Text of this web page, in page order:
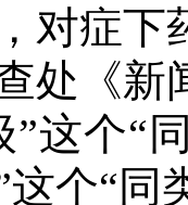
对症下
处《新
”这个“
这个“同